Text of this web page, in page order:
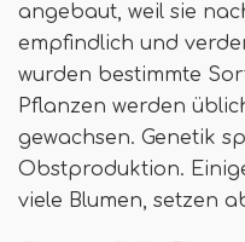
angebaut, weil sie
empfindlich und
wurden bestimmte
Pflanzen werden
gewachsen. Genetik
Obstproduktion.
viele Blumen, setzen